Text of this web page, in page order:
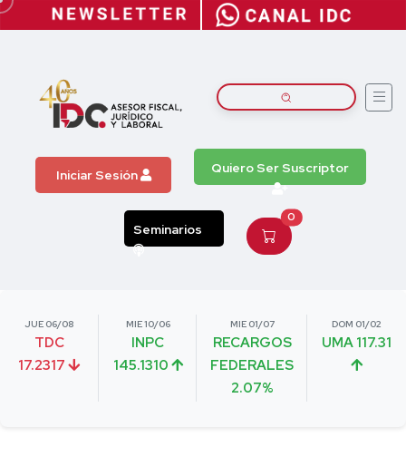
Iniciar Sesión Quiero Ser Suscriptor
Seminarios
0
JUE 06/08
TDC
17.2317
MIE 10/06
INPC
145.1310
MIE 01/07
RECARGOS
FEDERALES
2.07%
DOM 01/02
UMA 117.31